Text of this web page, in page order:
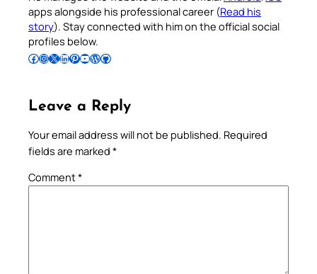
apps alongside his professional career (Read his
story). Stay connected with him on the official social
profiles below.
Follow Pradeep on Facebook Follow Pradeep on InstagramFollow Pradeep on X Follow Pradeep on LinkedIn Follow Pradeep on Pinterest Subscribe to Pradeep’s Youtube Channel Follow Pradeep on WordPress Follow Pradeep on GitHub
Leave a Reply
Your email address will not be published. Required
fields are marked *
Comment*